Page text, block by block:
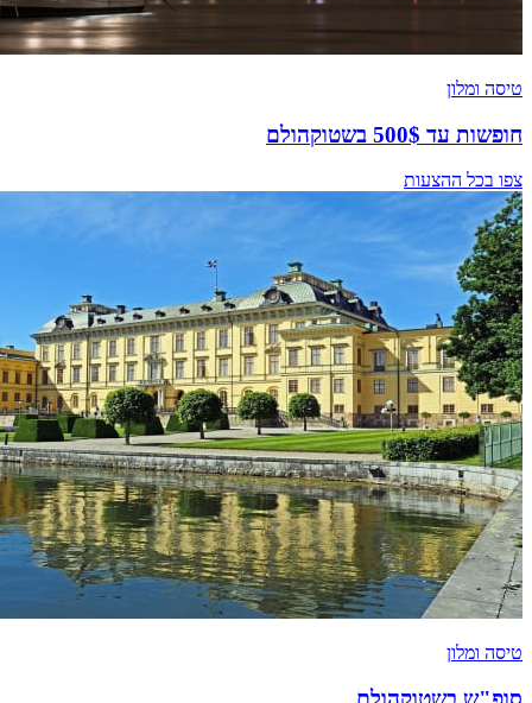
טיסה ומלון
חופשות עד 500$ בשטוקהולם
צפו בכל ההצעות
טיסה ומלון